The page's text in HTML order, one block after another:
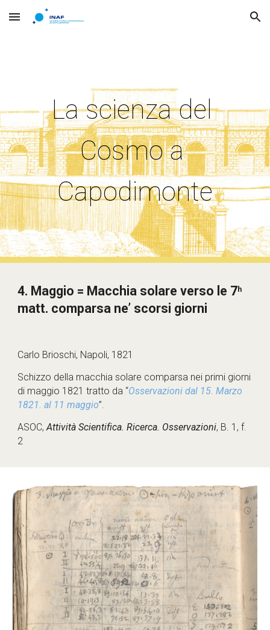
Skip to main content Skip to navigation
La scienza del
Cosmo a
Capodimonte
4. Maggio = Macchia solare verso le 7h
matt. comparsa ne’ scorsi giorni
Carlo Brioschi, Napoli, 1821
Schizzo della macchia solare comparsa nei primi giorni
di maggio 1821 tratto da “Osservazioni dal 15. Marzo
1821. al 11 maggio”.
ASOC, Attività Scientifica. Ricerca. Osservazioni, B. 1, f.
2